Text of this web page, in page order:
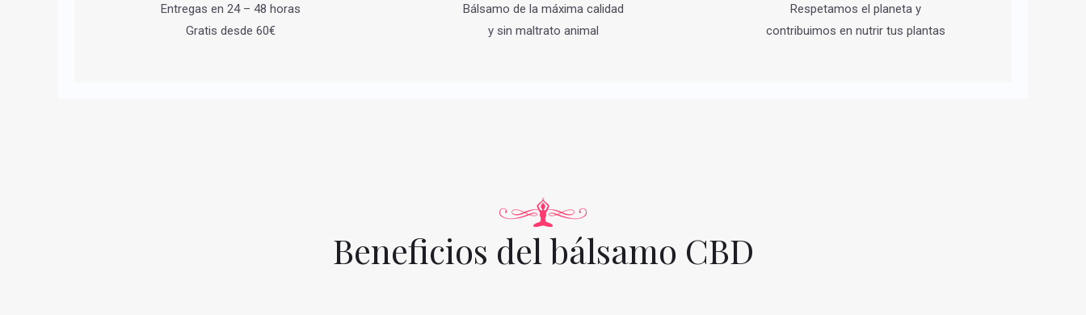
Entregas en 24 – 48 horas
Gratis desde 60€
Bálsamo de la máxima calidad
y sin maltrato animal
Respetamos el planeta y
contribuimos en nutrir tus plantas
Beneficios del bálsamo CBD